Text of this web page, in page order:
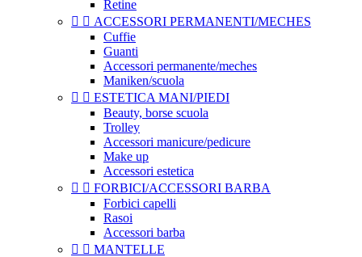
Retine
  ACCESSORI PERMANENTI/MECHES
Cuffie
Guanti
Accessori permanente/meches
Maniken/scuola
  ESTETICA MANI/PIEDI
Beauty, borse scuola
Trolley
Accessori manicure/pedicure
Make up
Accessori estetica
  FORBICI/ACCESSORI BARBA
Forbici capelli
Rasoi
Accessori barba
  MANTELLE